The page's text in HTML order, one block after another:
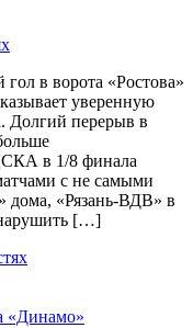
в ворота «Ростова»
уверенную
Долгий перерыв в
в 1/8 финала
с не самыми
дома, «Рязань-ВДВ» в
нарушить […]
«Динамо»